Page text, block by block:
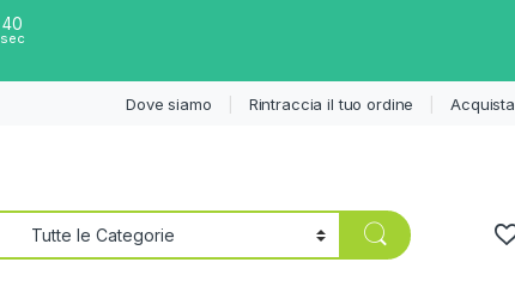
40
sec
Dove siamo Rintraccia il tuo ordine Acquista